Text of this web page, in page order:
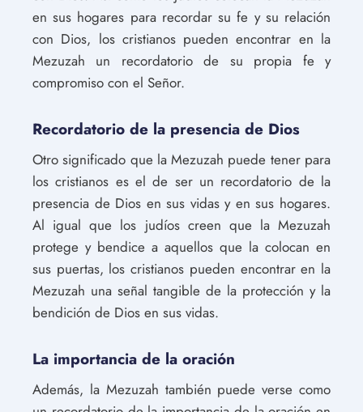
en sus hogares para recordar su fe y su relación
con Dios, los cristianos pueden encontrar en la
Mezuzah un recordatorio de su propia fe y
compromiso con el Señor.
Recordatorio de la presencia de Dios
Otro significado que la Mezuzah puede tener para
los cristianos es el de ser un recordatorio de la
presencia de Dios en sus vidas y en sus hogares.
Al igual que los judíos creen que la Mezuzah
protege y bendice a aquellos que la colocan en
sus puertas, los cristianos pueden encontrar en la
Mezuzah una señal tangible de la protección y la
bendición de Dios en sus vidas.
La importancia de la oración
Además, la Mezuzah también puede verse como